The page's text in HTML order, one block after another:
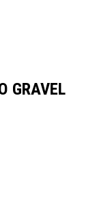
GRAVEL